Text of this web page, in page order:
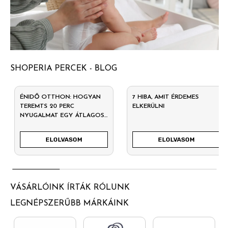
SHOPERIA PERCEK - BLOG
ÉNIDŐ OTTHON: HOGYAN
TEREMTS 20 PERC
NYUGALMAT EGY ÁTLAGOS
ELOLVASOM
7 HIBA, AMIT ÉRDEMES
ELKERÜLNI
ELOLVASOM
VÁSÁRLÓINK ÍRTÁK RÓLUNK
LEGNÉPSZERŰBB MÁRKÁINK